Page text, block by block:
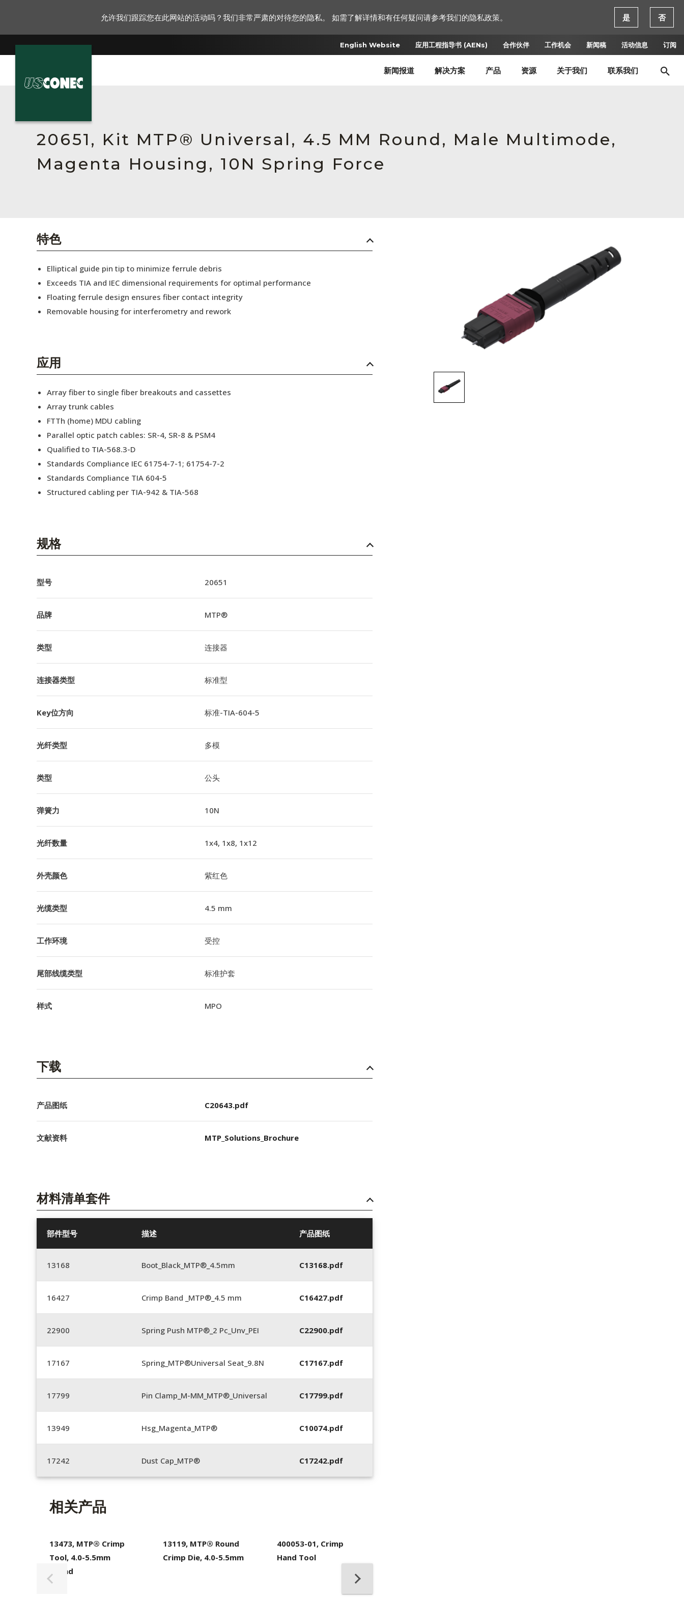
English Website 应用工程指导书 (AENs) 合作伙伴 工作机会 新闻稿 活动信息 订阅
新闻报道 解决方案 产品 资源 关于我们 联系我们
English Website
应用工程指导书 (AENs)
工作机会
20651, Kit MTP® Universal, 4.5 MM Round, Male Multimode,
Magenta Housing, 10N Spring Force
特色
Elliptical guide pin tip to minimize ferrule debris
Exceeds TIA and IEC dimensional requirements for optimal performance
Floating ferrule design ensures fiber contact integrity
Removable housing for interferometry and rework
应用
Array fiber to single fiber breakouts and cassettes
Array trunk cables
FTTh (home) MDU cabling
Parallel optic patch cables: SR-4, SR-8 & PSM4
Qualified to TIA-568.3-D
Standards Compliance IEC 61754-7-1; 61754-7-2
Standards Compliance TIA 604-5
Structured cabling per TIA-942 & TIA-568
规格
型号 20651
品牌 MTP®
类型 连接器
连接器类型 标准型
Key位方向 标准-TIA-604-5
光纤类型 多模
类型 公头
弹簧力 10N
光纤数量 1x4, 1x8, 1x12
外壳颜色 紫红色
光缆类型 4.5 mm
工作环境 受控
尾部线缆类型 标准护套
样式 MPO
下载
产品图纸 C20643.pdf
文献资料 MTP_Solutions_Brochure
材料清单套件
部件型号 描述 产品图纸
13168 Boot_Black_MTP®_4.5mm C13168.pdf
16427 Crimp Band _MTP®_4.5 mm C16427.pdf
22900 Spring Push MTP®_2 Pc_Unv_PEI C22900.pdf
17167 Spring_MTP®Universal Seat_9.8N C17167.pdf
17799 Pin Clamp_M-MM_MTP®_Universal C17799.pdf
13949 Hsg_Magenta_MTP® C10074.pdf
17242 Dust Cap_MTP® C17242.pdf
相关产品
13473, MTP® Crimp
Tool, 4.0-5.5mm
Round
13119, MTP® Round
Crimp Die, 4.0-5.5mm
400053-01, Crimp
Hand Tool
允许我们跟踪您在此网站的活动吗？我们非常严肃的对待您的隐私。 如需了解详情和有任何疑问请参考我们的隐私政策。 是 否